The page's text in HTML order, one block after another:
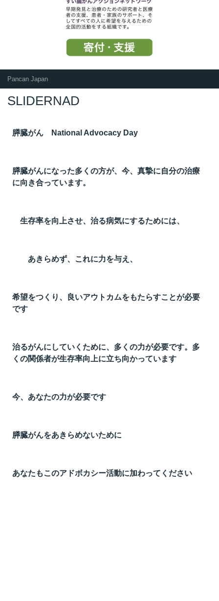
Pancan Japan
SLIDERNAD
膵臓がん National Advocacy Day
膵臓がんになった多くの方が、今、真摯に自分の治療
に向き合っています。
生存率を向上させ、治る病気にするためには、
あきらめず、これに力を与え、
希望をつくり、良いアウトカムをもたらすことが必要
です
治るがんにしていくために、多くの力が必要です。多
くの関係者が生存率向上に立ち向かっています
今、あなたの力が必要です
膵臓がんをあきらめないために
あなたもこのアドボカシー活動に加わってください